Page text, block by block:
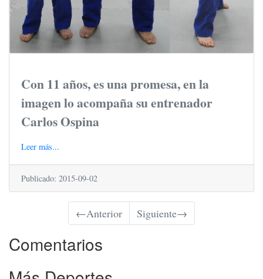
Con 11 años, es una promesa, en la
imagen lo acompaña su entrenador
Carlos Ospina
Leer más...
Publicado: 2015-09-02
←Anterior Siguiente→
Comentarios